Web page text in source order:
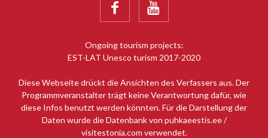
 
Ongoing tourism projects:
EST-LAT Unesco turism 2017-2020
Diese Webseite drückt die Ansichten des Verfassers aus. Der
Programmveranstalter trägt keine Verantwortung dafür, wie
diese Infos benutzt werden könnten. Für die Darstellung der
Daten wurde die Datenbank von puhkaeestis.ee /
visitestonia.com verwendet.